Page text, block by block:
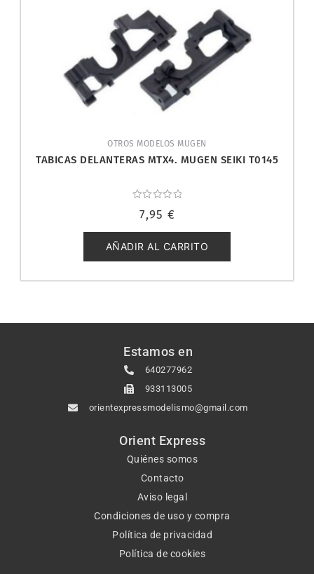
OTROS MODELOS MUGEN
TABICAS DELANTERAS MTX4. MUGEN SEIKI T0145
con
de
5
7,95 €
AÑADIR AL CARRITO
Estamos en
640277962
933113005
orientexpressmodelismo@gmail.com
Orient Express
Quiénes somos
Contacto
Aviso legal
Condiciones de uso y compra
Política de privacidad
Política de cookies